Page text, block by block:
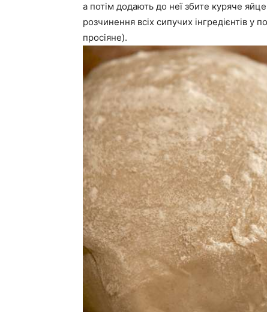
а потім додають до неї збите куряче
розчинення всіх сипучих інгредієнтів у
просіяне).